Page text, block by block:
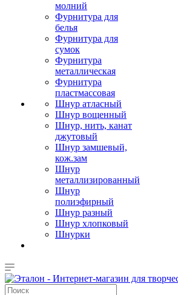
молний
Фурнитура для
белья
Фурнитура для
сумок
Фурнитура
металлическая
Фурнитура
пластмассовая
Шнур атласный
Шнур вощенный
Шнур, нить, канат
джутовый
Шнур замшевый,
кож.зам
Шнур
металлизированный
Шнур
полиэфирный
Шнур разный
Шнур хлопковый
Шнурки